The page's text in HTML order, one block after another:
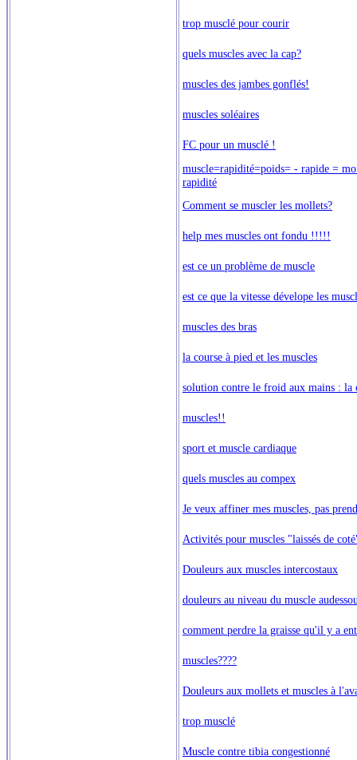
trop musclé pour courir
quels muscles avec la cap?
muscles des jambes gonflés!
muscles soléaires
FC pour un musclé !
muscle=rapidité=poids= - rapide =
rapidité
Comment se muscler les mollets?
help mes muscles ont fondu !!!!!
est ce un problème de muscle
est ce que la vitesse dévelope les
muscles des bras
la course à pied et les muscles
solution contre le froid aux mains : la
muscles!!
sport et muscle cardiaque
quels muscles au compex
Je veux affiner mes muscles, pas
Activités pour muscles "laissés de
Douleurs aux muscles intercostaux
douleurs au niveau du muscle
comment perdre la graisse qu'il y a
muscles????
Douleurs aux mollets et muscles à
trop musclé
Muscle contre tibia congestionné